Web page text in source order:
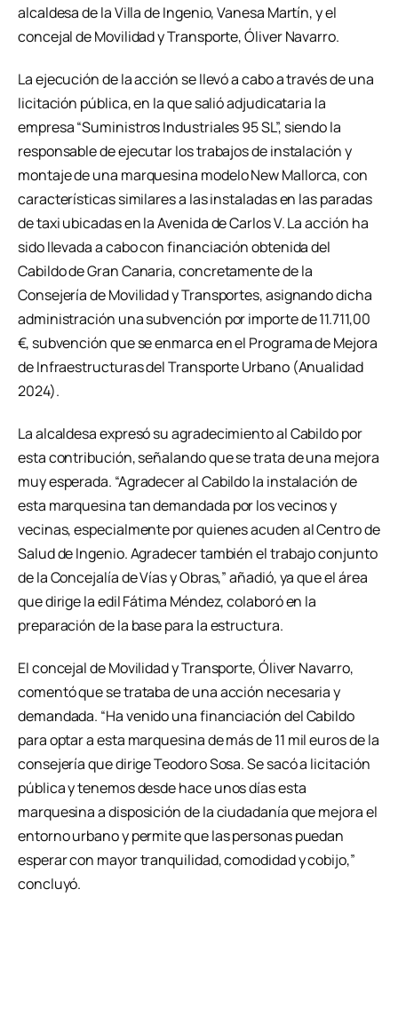
alcaldesa de la Villa de Ingenio, Vanesa Martín, y el
concejal de Movilidad y Transporte, Óliver Navarro.
La ejecución de la acción se llevó a cabo a través de una
licitación pública, en la que salió adjudicataria la
empresa “Suministros Industriales 95 SL”, siendo la
responsable de ejecutar los trabajos de instalación y
montaje de una marquesina modelo New Mallorca, con
características similares a las instaladas en las paradas
de taxi ubicadas en la Avenida de Carlos V. La acción ha
sido llevada a cabo con financiación obtenida del
Cabildo de Gran Canaria, concretamente de la
Consejería de Movilidad y Transportes, asignando dicha
administración una subvención por importe de 11.711,00
€, subvención que se enmarca en el Programa de Mejora
de Infraestructuras del Transporte Urbano (Anualidad
2024).
La alcaldesa expresó su agradecimiento al Cabildo por
esta contribución, señalando que se trata de una mejora
muy esperada. “Agradecer al Cabildo la instalación de
esta marquesina tan demandada por los vecinos y
vecinas, especialmente por quienes acuden al Centro de
Salud de Ingenio. Agradecer también el trabajo conjunto
de la Concejalía de Vías y Obras,” añadió, ya que el área
que dirige la edil Fátima Méndez, colaboró en la
preparación de la base para la estructura.
El concejal de Movilidad y Transporte, Óliver Navarro,
comentó que se trataba de una acción necesaria y
demandada. “Ha venido una financiación del Cabildo
para optar a esta marquesina de más de 11 mil euros de la
consejería que dirige Teodoro Sosa. Se sacó a licitación
pública y tenemos desde hace unos días esta
marquesina a disposición de la ciudadanía que mejora el
entorno urbano y permite que las personas puedan
esperar con mayor tranquilidad, comodidad y cobijo,”
concluyó.